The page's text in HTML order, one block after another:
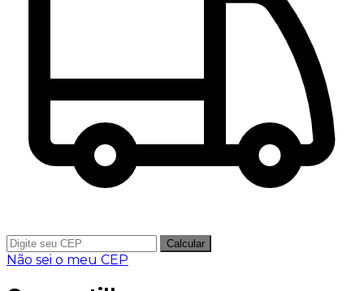
Calcular
Não sei o meu CEP